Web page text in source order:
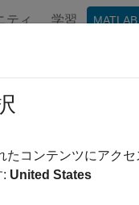
ティ 学習
たコンテンツにアク
: United States